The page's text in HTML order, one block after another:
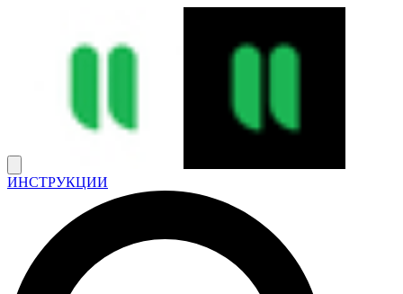
ИНСТРУКЦИИ